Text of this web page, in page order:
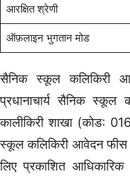
आरक्षित श्रेणी
ऑफ़लाइन भुगतान मोड
सैनिक स्कूल कलिकिरी
प्रधानाचार्य सैनिक स्कूल
कालीकिरी शाखा (कोड:
स्कूल कलिकिरी आवेदन फीस
लिए प्रकाशित